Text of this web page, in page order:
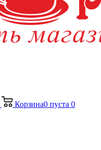
Корзина0 пуста 0